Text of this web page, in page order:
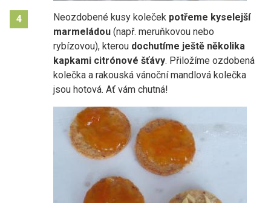
4 Neozdobené kusy koleček potřeme kyselejší
marmeládou (např. meruňkovou nebo
rybízovou), kterou dochutíme ještě několika
kapkami citrónové šťávy. Přiložíme ozdobená
kolečka a rakouská vánoční mandlová kolečka
jsou hotová. Ať vám chutná!